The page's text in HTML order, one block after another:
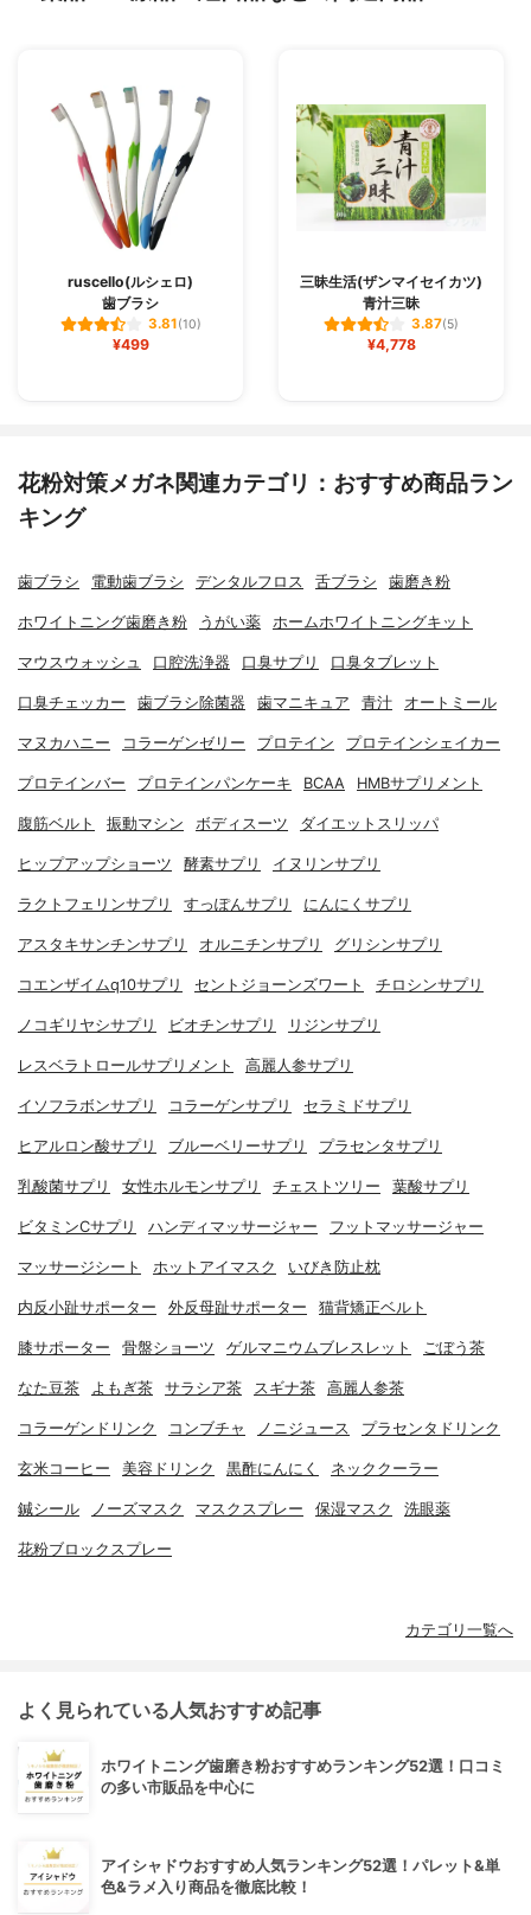
ruscello(ルシェロ)
歯ブラシ
3.81(10)
¥499
三昧生活(ザンマイセイカツ)
青汁三昧
3.87(5)
¥4,778
花粉対策メガネ関連カテゴリ：おすすめ商品ラン
キング
歯ブラシ 電動歯ブラシ デンタルフロス 舌ブラシ 歯磨き粉
ホワイトニング歯磨き粉 うがい薬 ホームホワイトニングキット
マウスウォッシュ 口腔洗浄器 口臭サプリ 口臭タブレット
口臭チェッカー 歯ブラシ除菌器 歯マニキュア 青汁 オートミール
マヌカハニー コラーゲンゼリー プロテイン プロテインシェイカー
プロテインバー プロテインパンケーキ BCAA HMBサプリメント
腹筋ベルト 振動マシン ボディスーツ ダイエットスリッパ
ヒップアップショーツ 酵素サプリ イヌリンサプリ
ラクトフェリンサプリ すっぽんサプリ にんにくサプリ
アスタキサンチンサプリ オルニチンサプリ グリシンサプリ
コエンザイムq10サプリ セントジョーンズワート チロシンサプリ
ノコギリヤシサプリ ビオチンサプリ リジンサプリ
レスベラトロールサプリメント 高麗人参サプリ
イソフラボンサプリ コラーゲンサプリ セラミドサプリ
ヒアルロン酸サプリ ブルーベリーサプリ プラセンタサプリ
乳酸菌サプリ 女性ホルモンサプリ チェストツリー 葉酸サプリ
ビタミンCサプリ ハンディマッサージャー フットマッサージャー
マッサージシート ホットアイマスク いびき防止枕
内反小趾サポーター 外反母趾サポーター 猫背矯正ベルト
膝サポーター 骨盤ショーツ ゲルマニウムブレスレット ごぼう茶
なた豆茶 よもぎ茶 サラシア茶 スギナ茶 高麗人参茶
コラーゲンドリンク コンブチャ ノニジュース プラセンタドリンク
玄米コーヒー 美容ドリンク 黒酢にんにく ネッククーラー
鍼シール ノーズマスク マスクスプレー 保湿マスク 洗眼薬
花粉ブロックスプレー
カテゴリ一覧へ
よく見られている人気おすすめ記事
ホワイトニング歯磨き粉おすすめランキング52選！口コミ
の多い市販品を中心に
アイシャドウおすすめ人気ランキング52選！パレット&単
色&ラメ入り商品を徹底比較！